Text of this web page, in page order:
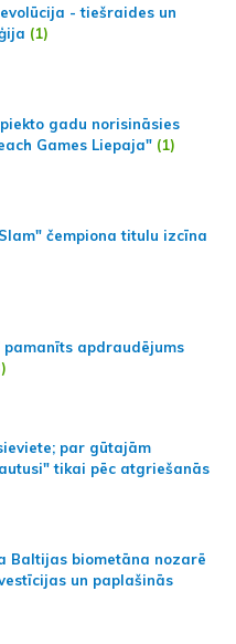
- tiešraides un
(1)
gadu norisināsies
Games Liepaja" (1)
čempiona titulu izcīna
apdraudējums
par gūtajām
tikai pēc atgriešanās
Baltijas biometāna nozarē
un paplašinās